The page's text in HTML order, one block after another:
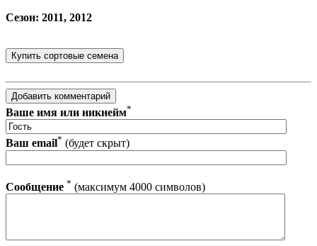
Сезон: 2011, 2012
Ваше имя или никнейм*
Ваш email* (будет скрыт)
Сообщение * (максимум 4000 символов)